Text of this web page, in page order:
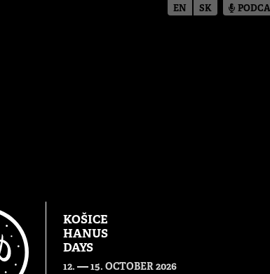
KOŠICE
HANUS
DAYS
12. — 15. OCTOBER 2026
EN SK